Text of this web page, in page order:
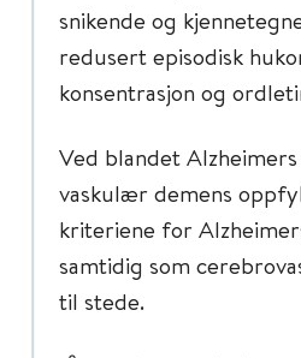
snikende og
redusert episodisk
konsentrasjon og
Ved blandet
vaskulær demens
kriteriene for
samtidig som
til stede.